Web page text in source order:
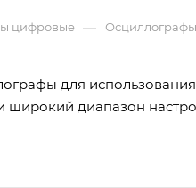
цифровые —
для
широкий диапазон